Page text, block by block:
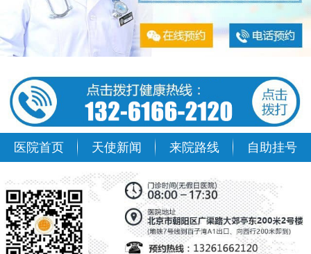
医院首页 天使新闻 来院路线 自助挂号